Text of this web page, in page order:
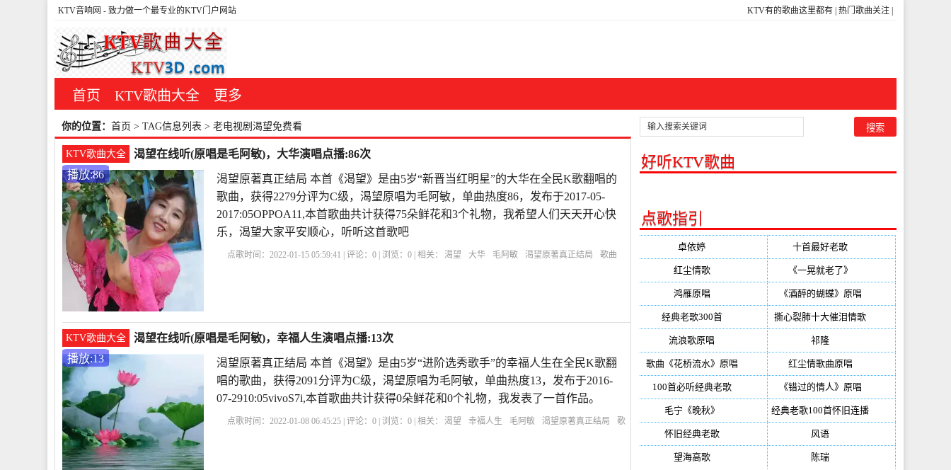
KTV有的歌曲这里都有 热门歌曲关注
KTV音响网 - 致力做一个最专业的KTV门户网站
首页 KTV歌曲大全 更多
你的位置： 首页 > TAG信息列表 > 老电视剧渴望免费看
KTV歌曲大全
渴望在线听(原唱是毛阿敏)，大华演唱点播:86次
播放:86
渴望原著真正结局 本首《渴望》是由5岁“新晋当红明星”的大华在全民K歌翻唱的
歌曲，获得2279分评为C级，渴望原唱为毛阿敏，单曲热度86，发布于2017-05-
2017:05OPPOA11,本首歌曲共计获得75朵鲜花和3个礼物，我希望人们天天开心快
乐，渴望大家平安顺心，听听这首歌吧
点歌时间：2022-01-15 05:59:41 | 评论：0 | 浏览：0 | 相关： 渴望 大华 毛阿敏 渴望原著真正结局
歌曲
KTV歌曲大全
渴望在线听(原唱是毛阿敏)，幸福人生演唱点播:13次
播放:13
渴望原著真正结局 本首《渴望》是由5岁“进阶选秀歌手”的幸福人生在全民K歌翻
唱的歌曲，获得2091分评为C级，渴望原唱为毛阿敏，单曲热度13，发布于2016-
07-2910:05vivoS7i,本首歌曲共计获得0朵鲜花和0个礼物，我发表了一首作品。
点歌时间：2022-01-08 06:45:25 | 评论：0 | 浏览：0 | 相关： 渴望 幸福人生 毛阿敏 渴望原著真正结局
歌
好听KTV歌曲
点歌指引
卓依婷 十首最好老歌
红尘情歌(296) 《一晃就老了》
鸿雁原唱 《酒醉的蝴蝶》原唱
经典老歌300首(203) 撕心裂肺十大催泪情歌
流浪歌原唱 祁隆
歌曲《花桥流水》原唱 红尘情歌曲原唱
100首必听经典老歌(150) 《错过的情人》原唱
毛宁《晚秋》 经典老歌100首怀旧连播
怀旧经典老歌(133) 风语
望海高歌(131) 陈瑞